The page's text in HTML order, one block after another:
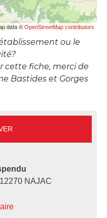
data © OpenStreetMap contributors
ou le
cette fiche, merci de
Bastides et Gorges
NAJAC